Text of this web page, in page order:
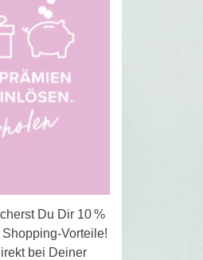
Du Dir 10 %
Vorteile!
bei Deiner